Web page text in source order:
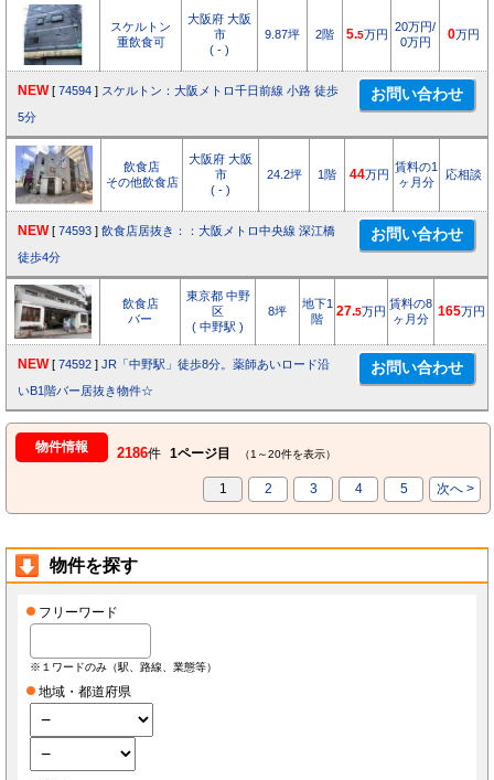
スケルトン
重飲食可
大阪府 大阪
市
( - )
9.87坪 2階 5.5万円
20万円/
0万円
0万円
NEW [ 74594 ] スケルトン：大阪メトロ千日前線 小路 徒歩
5分
飲食店
その他飲食店
大阪府 大阪
市
( - )
24.2坪 1階 44万円
賃料の1
ヶ月分
応相談
NEW [ 74593 ] 飲食店居抜き：：大阪メトロ中央線 深江橋
徒歩4分
飲食店
バー
東京都 中野
区
( 中野駅 )
8坪
地下1
階
27.5万円
賃料の8
ヶ月分
165万円
NEW [ 74592 ] JR「中野駅」徒歩8分。薬師あいロード沿
いB1階バー居抜き物件☆
物件情報 2186件 1ページ目 （1～20件を表示）
1 2 3 4 5 次へ >
物件を探す
フリーワード
※１ワードのみ（駅、路線、業態等）
地域・都道府県